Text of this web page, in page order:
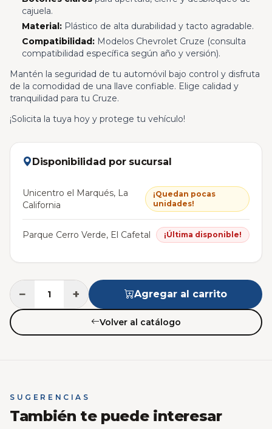
cajuela.
Material:Plástico de alta durabilidad y tacto agradable.
Compatibilidad:Modelos Chevrolet Cruze (consulta
compatibilidad específica según año y versión).
Mantén la seguridad de tu automóvil bajo control y disfruta
de la comodidad de una llave confiable. Elige calidad y
tranquilidad para tu Cruze.
¡Solicita la tuya hoy y protege tu vehículo!
Disponibilidad por sucursal
Unicentro el Marqués, La
California
¡Quedan pocas
unidades!
Parque Cerro Verde, El Cafetal ¡Última disponible!
− + Agregar al carrito
Volver al catálogo
SUGERENCIAS
También te puede interesar